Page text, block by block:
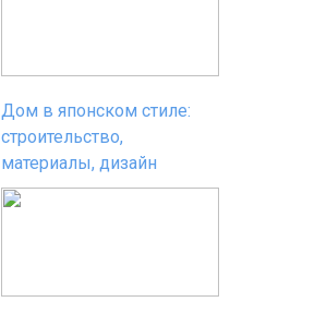
Дом в японском стиле:
строительство,
материалы, дизайн